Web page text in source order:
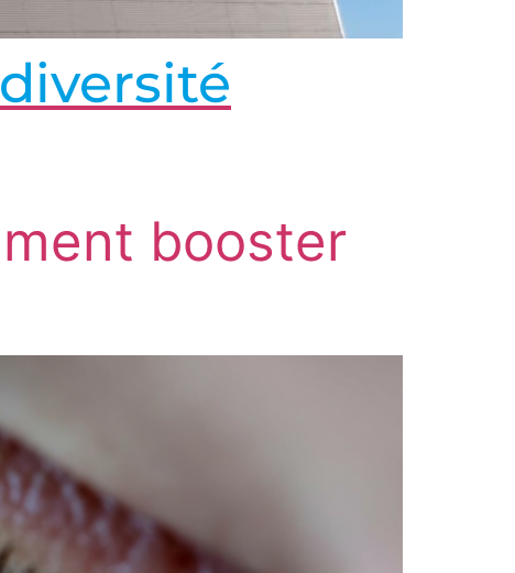
booster